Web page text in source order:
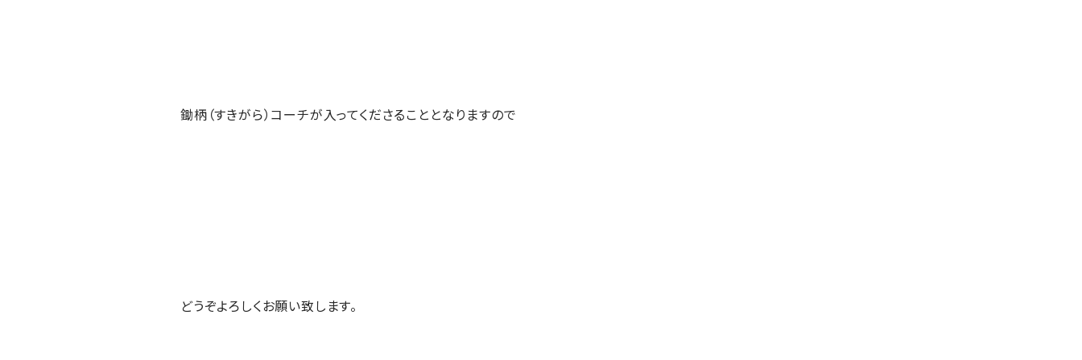
鋤柄（すきがら）コーチが入ってくださることとなりますので
どうぞよろしくお願い致します。